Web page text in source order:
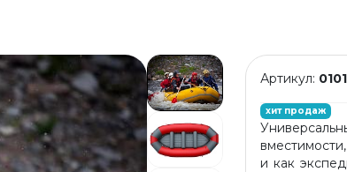
Артикул:
хит продаж
и как